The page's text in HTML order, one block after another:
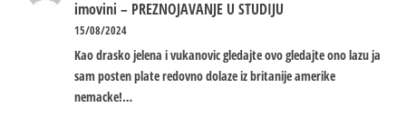
imovini – PREZNOJAVANJE U STUDIJU
15/08/2024
Kao drasko jelena i vukanovic gledajte ovo gledajte ono lazu ja
sam posten plate redovno dolaze iz britanije amerike
nemacke!…